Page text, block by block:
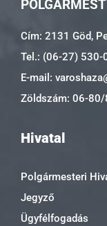
Cím: 2131 Göd,
Tel.: (06-27) 530-
E-mail:
Zöldszám: 06-
Hivatal
Polgármesteri
Jegyző
Ügyfélfogadás